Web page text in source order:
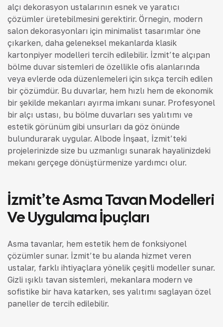
alçı dekorasyon ustalarının esnek ve yaratıcı
çözümler üretebilmesini gerektirir. Örneğin, modern
salon dekorasyonları için minimalist tasarımlar öne
çıkarken, daha geleneksel mekanlarda klasik
kartonpiyer modelleri tercih edilebilir. İzmit’te alçıpan
bölme duvar sistemleri de özellikle ofis alanlarında
veya evlerde oda düzenlemeleri için sıkça tercih edilen
bir çözümdür. Bu duvarlar, hem hızlı hem de ekonomik
bir şekilde mekanları ayırma imkanı sunar. Profesyonel
bir alçı ustası, bu bölme duvarları ses yalıtımı ve
estetik görünüm gibi unsurları da göz önünde
bulundurarak uygular. Albode İnşaat, İzmit’teki
projelerinizde size bu uzmanlığı sunarak hayalinizdeki
mekanı gerçeğe dönüştürmenize yardımcı olur.
İzmit’te Asma Tavan Modelleri
Ve Uygulama İpuçları
Asma tavanlar, hem estetik hem de fonksiyonel
çözümler sunar. İzmit’te bu alanda hizmet veren
ustalar, farklı ihtiyaçlara yönelik çeşitli modeller sunar.
Gizli ışıklı tavan sistemleri, mekanlara modern ve
sofistike bir hava katarken, ses yalıtımı sağlayan özel
paneller de tercih edilebilir.